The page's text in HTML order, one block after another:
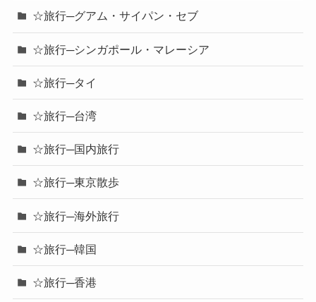
☆旅行─グアム・サイパン・セブ
☆旅行─シンガポール・マレーシア
☆旅行─タイ
☆旅行─台湾
☆旅行─国内旅行
☆旅行─東京散歩
☆旅行─海外旅行
☆旅行─韓国
☆旅行─香港